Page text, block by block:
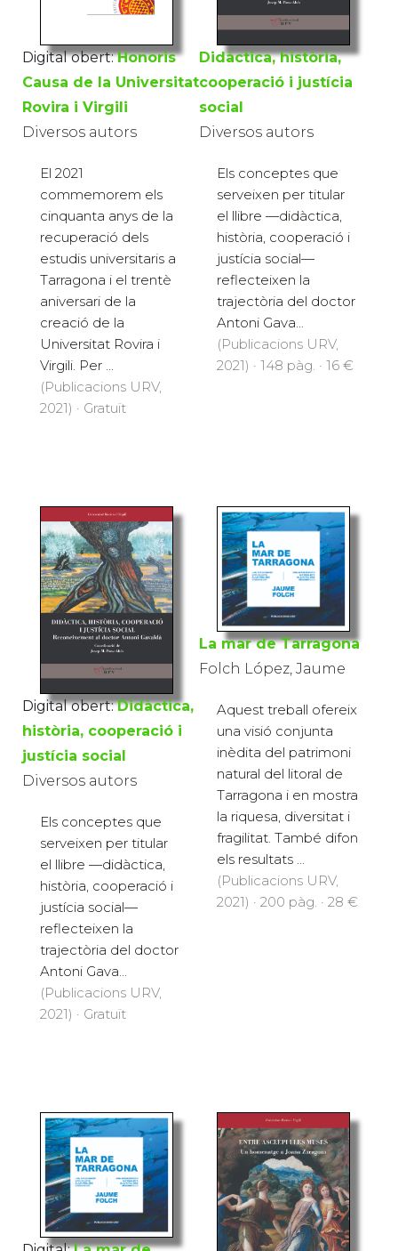
Digital obert: Honoris
Causa de la Universitat
Rovira i Virgili
Diversos autors
El 2021
commemorem els
cinquanta anys de la
recuperació dels
estudis universitaris a
Tarragona i el trentè
aniversari de la
creació de la
Universitat Rovira i
Virgili. Per ...
(Publicacions URV,
2021) · Gratuït
Didàctica, història,
cooperació i justícia
social
Diversos autors
Els conceptes que
serveixen per titular
el llibre ­—didàctica,
història, cooperació i
justícia social—
reflecteixen la
trajectòria del doctor
Antoni Gava...
(Publicacions URV,
2021) · 148 pàg. · 16 €
Digital obert: Didàctica,
història, cooperació i
justícia social
Diversos autors
Els conceptes que
serveixen per titular
el llibre ­—didàctica,
història, cooperació i
justícia social—
reflecteixen la
trajectòria del doctor
Antoni Gava...
(Publicacions URV,
2021) · Gratuït
La mar de Tarragona
Folch López, Jaume
Aquest treball ofereix
una visió conjunta
inèdita del patrimoni
natural del litoral de
Tarragona i en mostra
la riquesa, diversitat i
fragilitat. També difon
els resultats ...
(Publicacions URV,
2021) · 200 pàg. · 28 €